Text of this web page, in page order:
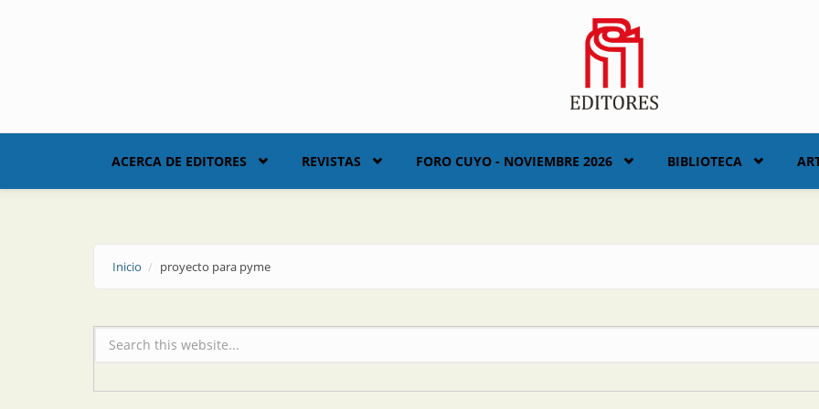
ACERCA DE EDITORES REVISTAS FORO CUYO - NOVIEMBRE 2026 BIBLIOTECA
Inicio proyecto para pyme
Formulario de búsqueda